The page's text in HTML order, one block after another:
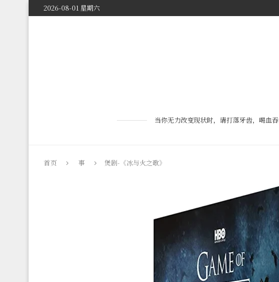
2026-08-01 星期六
当你无力改变现状时，请打落牙齿，喝血
首页 事 煲剧-《冰与火之歌》